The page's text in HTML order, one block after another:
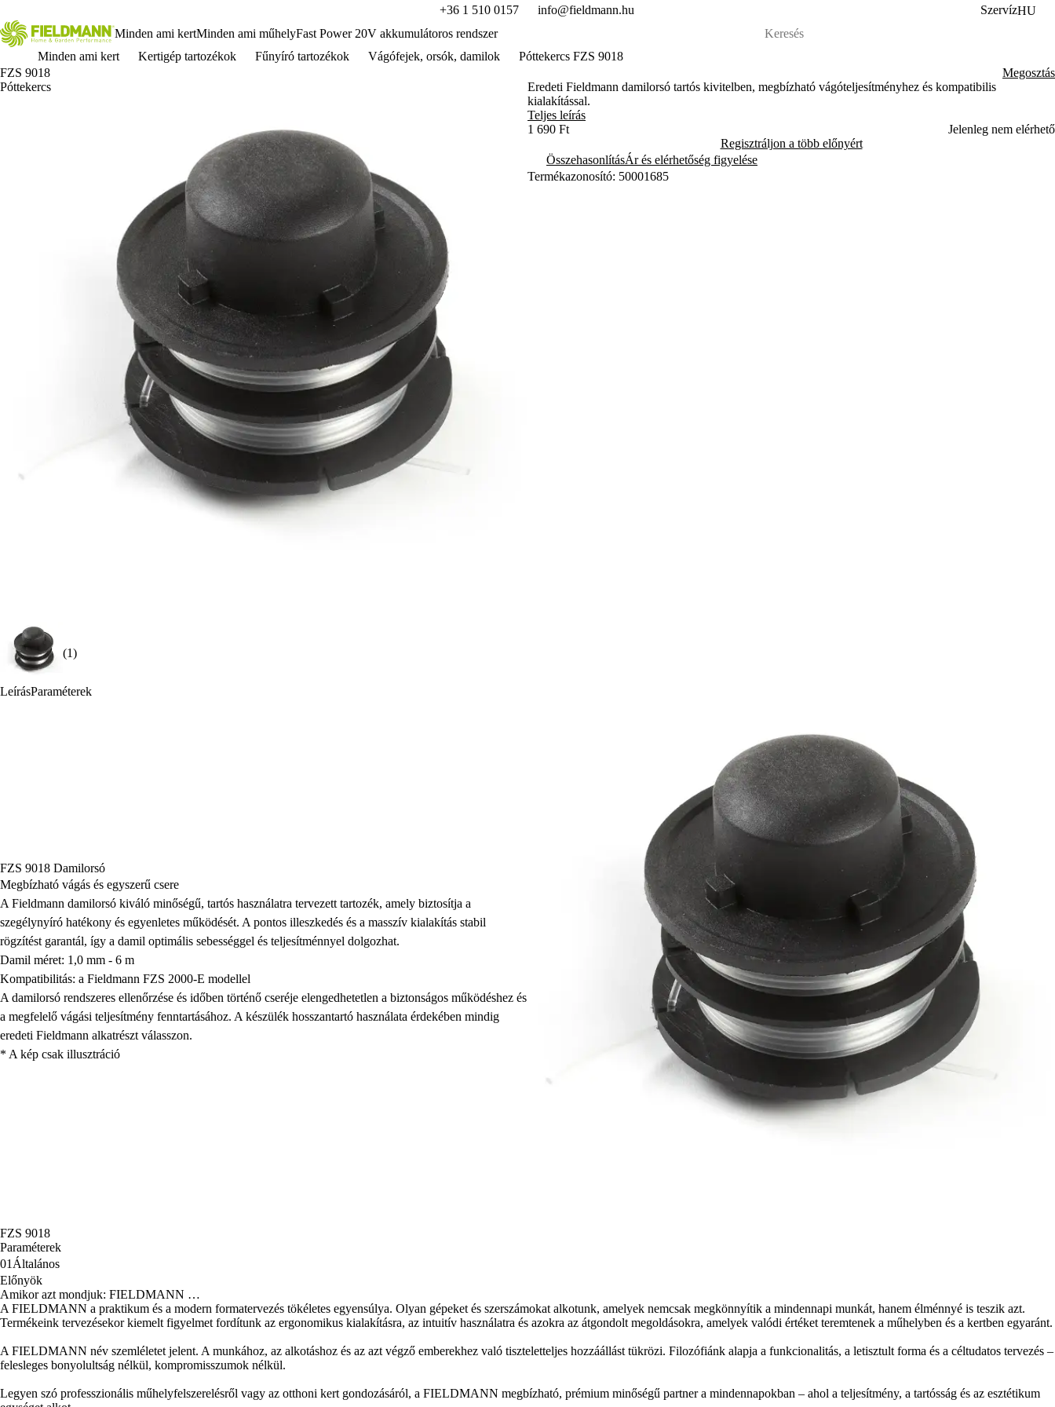
+36 1 510 0157 info@fieldmann.hu SzervízHU
Minden ami kertMinden ami műhelyFast Power 20V akkumulátoros rendszer
Minden ami kert
Kertigép tartozékok Fűnyíró tartozékok Vágófejek, orsók, damilok
Póttekercs FZS 9018
FZS 9018
Póttekercs
(1)
Megosztás
Eredeti Fieldmann damilorsó tartós kivitelben, megbízható vágóteljesítményhez és kompatibilis
kialakítással.
Teljes leírás
1 690 Ft
Jelenleg nem elérhető
Regisztráljon a több előnyért
ÖsszehasonlításÁr és elérhetőség figyelése
Termékazonosító: 50001685
LeírásParaméterek
FZS 9018 Damilorsó
Megbízható vágás és egyszerű csere
A Fieldmann damilorsó kiváló minőségű, tartós használatra tervezett tartozék, amely biztosítja a
szegélynyíró hatékony és egyenletes működését. A pontos illeszkedés és a masszív kialakítás stabil
rögzítést garantál, így a damil optimális sebességgel és teljesítménnyel dolgozhat.
Damil méret: 1,0 mm - 6 m
Kompatibilitás: a Fieldmann FZS 2000-E modellel
A damilorsó rendszeres ellenőrzése és időben történő cseréje elengedhetetlen a biztonságos működéshez és
a megfelelő vágási teljesítmény fenntartásához. A készülék hosszantartó használata érdekében mindig
eredeti Fieldmann alkatrészt válasszon.
* A kép csak illusztráció
FZS 9018
Paraméterek
01 Általános
Előnyök
Amikor azt mondjuk: FIELDMANN …
A FIELDMANN a praktikum és a modern formatervezés tökéletes egyensúlya. Olyan gépeket és szerszámokat alkotunk, amelyek nemcsak megkönnyítik a mindennapi munkát, hanem élménnyé is teszik azt.
Termékeink tervezésekor kiemelt figyelmet fordítunk az ergonomikus kialakításra, az intuitív használatra és azokra az átgondolt megoldásokra, amelyek valódi értéket teremtenek a műhelyben és a kertben egyaránt.
A FIELDMANN név szemléletet jelent. A munkához, az alkotáshoz és az azt végző emberekhez való tiszteletteljes hozzáállást tükrözi. Filozófiánk alapja a funkcionalitás, a letisztult forma és a céltudatos tervezés –
felesleges bonyolultság nélkül, kompromisszumok nélkül.
Legyen szó professzionális műhelyfelszerelésről vagy az otthoni kert gondozásáról, a FIELDMANN megbízható, prémium minőségű partner a mindennapokban – ahol a teljesítmény, a tartósság és az esztétikum